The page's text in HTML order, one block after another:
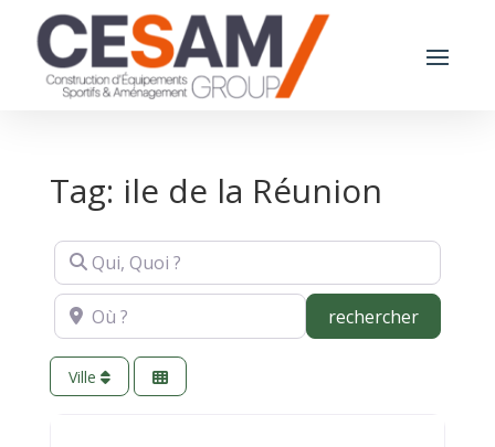
Tag: ile de la Réunion
Qui, Quoi ?
Où ? rechercher
Ville